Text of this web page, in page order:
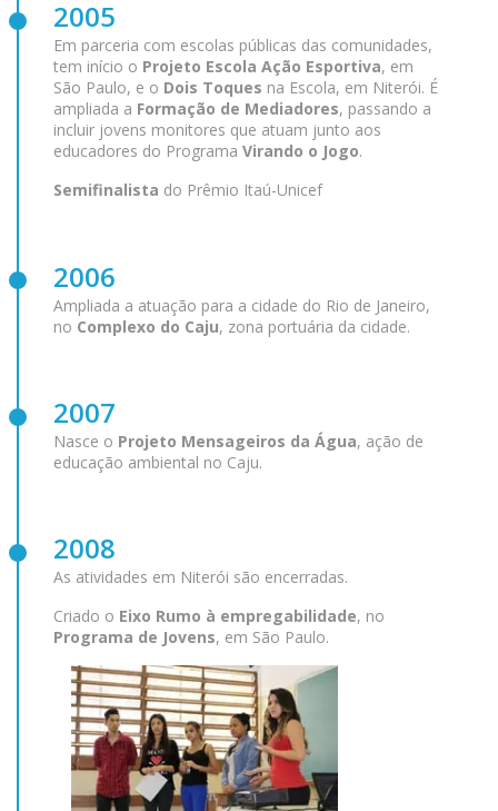
2005
Em parceria com escolas públicas das comunidades,
tem início o Projeto Escola Ação Esportiva, em
São Paulo, e o Dois Toques na Escola, em Niterói. É
ampliada a Formação de Mediadores, passando a
incluir jovens monitores que atuam junto aos
educadores do Programa Virando o Jogo.
Semifinalista do Prêmio Itaú-Unicef
2006
Ampliada a atuação para a cidade do Rio de Janeiro,
no Complexo do Caju, zona portuária da cidade.
2007
Nasce o Projeto Mensageiros da Água, ação de
educação ambiental no Caju.
2008
As atividades em Niterói são encerradas.
Criado o Eixo Rumo à empregabilidade, no
Programa de Jovens, em São Paulo.